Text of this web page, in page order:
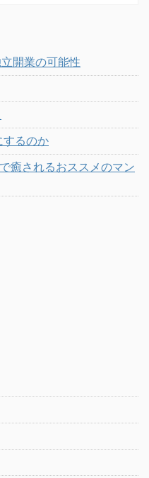
開業の可能性
するのか
癒されるおススメのマン